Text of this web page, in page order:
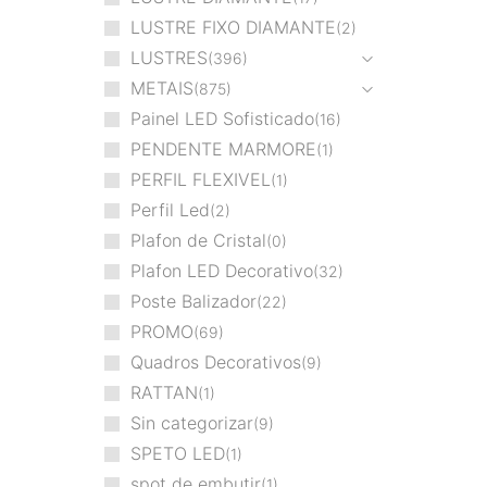
LUSTRE FIXO DIAMANTE 2
LUSTRES 396
METAIS 875
Painel LED Sofisticado 16
PENDENTE MARMORE 1
PERFIL FLEXIVEL 1
Perfil Led 2
Plafon de Cristal 0
Plafon LED Decorativo 32
Poste Balizador 22
PROMO 69
Quadros Decorativos 9
RATTAN 1
Sin categorizar 9
SPETO LED 1